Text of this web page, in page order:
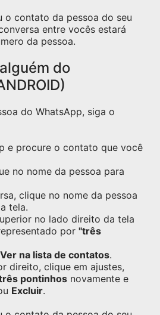
o contato da pessoa do seu
entre vocês estará
da pessoa.
do
do WhatsApp, siga o
e procure o contato que você
no nome da pessoa para
clique no nome da pessoa
tela.
no lado direito da tela
por "três
Ver na lista de contatos.
direito, clique em ajustes,
pontinhos novamente e
Excluir.